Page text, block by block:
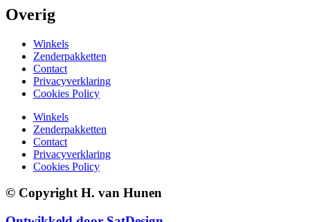
Overig
Winkels
Zenderpakketten
Contact
Privacyverklaring
Cookies Policy
Winkels
Zenderpakketten
Contact
Privacyverklaring
Cookies Policy
© Copyright H. van Hunen